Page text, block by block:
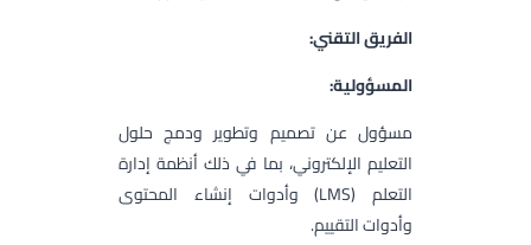
الفريق التقني:
المسؤولية:
مسؤول عن تصميم وتطوير ودمج حلول
التعليم الإلكتروني، بما في ذلك أنظمة إدارة
التعلم (LMS) وأدوات إنشاء المحتوى
وأدوات التقييم.